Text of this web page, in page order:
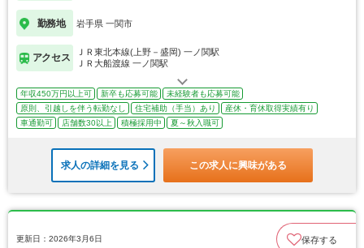
勤務地 岩手県 一関市
アクセス
ＪＲ東北本線(上野－盛岡) 一ノ関駅
ＪＲ大船渡線 一ノ関駅
年収450万円以上可 新卒も応募可能
未経験者も応募可能
原則、引越しを伴う転勤なし
住宅補助（手当）あり
産休・育休取得実績有り
車通勤可
店舗数30以上 積極採用中 夏～秋入職可
求人の詳細を見る この求人に興味がある
更新日：2026年3月6日 保存する